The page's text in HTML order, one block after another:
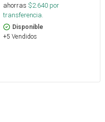
ahorras $2.640 por
transferencia.
Disponible
+5 Vendidos